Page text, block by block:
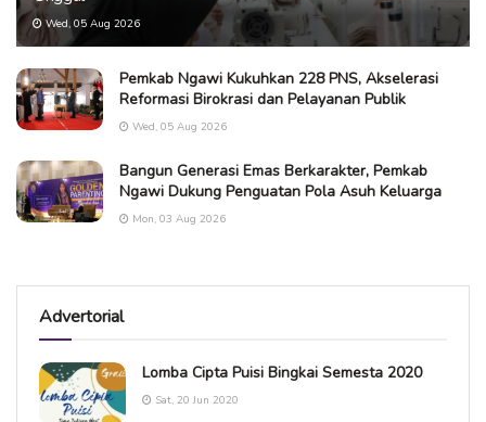
Wed, 05 Aug 2026
Pemkab Ngawi Kukuhkan 228 PNS, Akselerasi
Reformasi Birokrasi dan Pelayanan Publik
Wed, 05 Aug 2026
Bangun Generasi Emas Berkarakter, Pemkab
Ngawi Dukung Penguatan Pola Asuh Keluarga
Mon, 03 Aug 2026
Advertorial
Lomba Cipta Puisi Bingkai Semesta 2020
Sat, 20 Jun 2020